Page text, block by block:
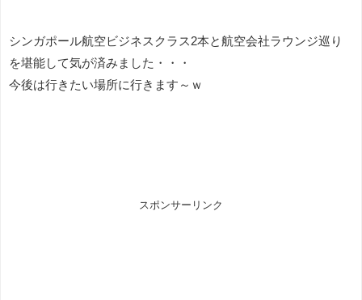
シンガポール航空ビジネスクラス2本と航空会社ラウンジ巡り
を堪能して気が済みました・・・
今後は行きたい場所に行きます～ｗ
スポンサーリンク